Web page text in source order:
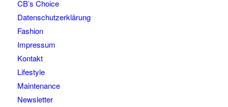
CB’s Choice
Datenschutzerklärung
Fashion
Impressum
Kontakt
Lifestyle
Maintenance
Newsletter